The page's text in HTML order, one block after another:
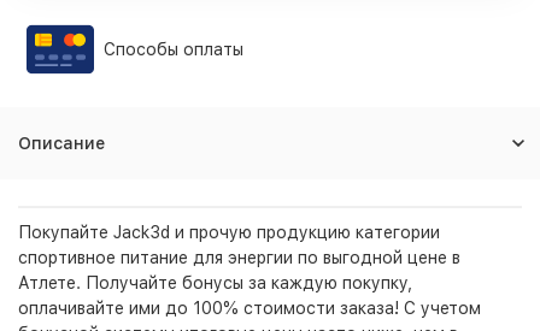
Способы оплаты
Описание
Покупайте Jack3d и прочую продукцию категории
спортивное питание для энергии по выгодной цене в
Атлете. Получайте бонусы за каждую покупку,
оплачивайте ими до 100% стоимости заказа! С учетом